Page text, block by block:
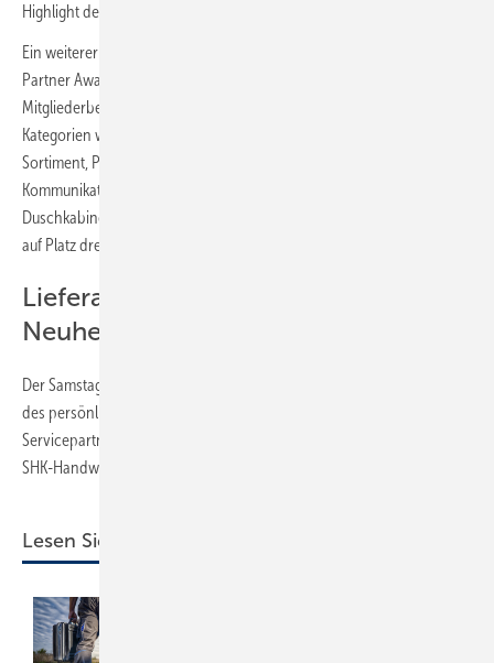
Highlight des Kongresses.
Ein weiterer emotionaler Höhepunkt war die Verleihung des „Best
Partner Awards“. Grundlage der Auszeichnung war eine
Mitgliederbefragung, bei der die Lieferantenpartner im Vorfeld in
Kategorien wie Lieferzuverlässigkeit & Logistik, Produktqualität &
Sortiment, Preisgestaltung & Konditionen sowie Service &
Kommunikation bewertet wurden. Den 1. Platz belegte HSK
Duschkabinenbau, gefolgt von Buderus auf Platz zwei und Maincor
auf Platz drei.
Lieferantenmesse, Power Zone und
Neuheiten
Der Samstag stand ganz im Zeichen der großen Lieferantenmesse und
des persönlichen Austauschs. Zahlreiche Lieferanten- und
Servicepartner präsentierten ihre Neuheiten und Lösungen für das
SHK-Handwerk.
Lesen Sie auch: